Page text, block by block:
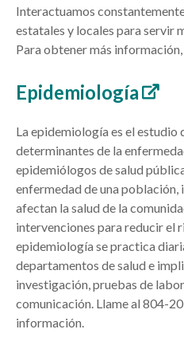
Interactuamos
estatales y locales para servir
Para obtener más información,
Epidemiología
La epidemiología es el estudio
determinantes de la
epidemiólogos de salud
enfermedad de una
afectan la salud de la
intervenciones para reducir el
epidemiología se practica
departamentos de salud e
investigación, pruebas de
comunicación. Llame al 804-
información.